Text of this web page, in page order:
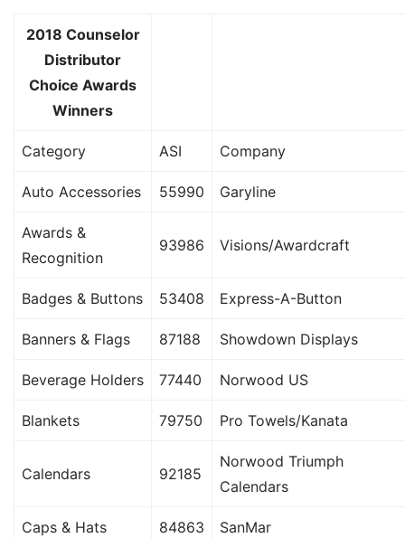
2018 Counselor
Distributor
Choice Awards
Winners
Category ASI Company
Auto Accessories 55990 Garyline
Awards &
Recognition
93986 Visions/Awardcraft
Badges & Buttons 53408 Express-A-Button
Banners & Flags 87188 Showdown Displays
Beverage Holders 77440 Norwood US
Blankets 79750 Pro Towels/Kanata
Calendars 92185
Norwood Triumph
Calendars
Caps & Hats 84863 SanMar